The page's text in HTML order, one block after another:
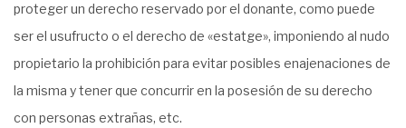
proteger un derecho reservado por el donante, como puede
ser el usufructo o el derecho de «estatge», imponiendo al nudo
propietario la prohibición para evitar posibles enajenaciones de
la misma y tener que concurrir en la posesión de su derecho
con personas extrañas, etc.